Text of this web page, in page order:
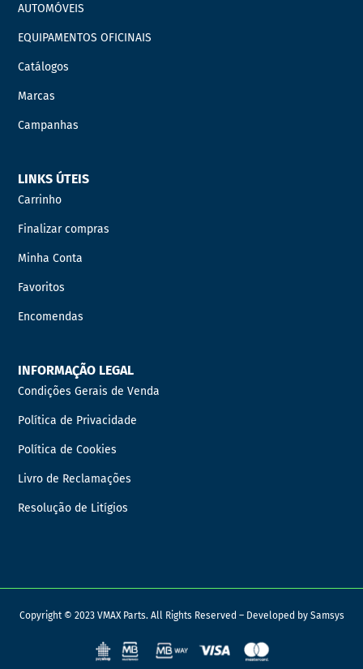
AUTOMÓVEIS
EQUIPAMENTOS OFICINAIS
Catálogos
Marcas
Campanhas
LINKS ÚTEIS
Carrinho
Finalizar compras
Minha Conta
Favoritos
Encomendas
INFORMAÇÃO LEGAL
Condições Gerais de Venda
Política de Privacidade
Política de Cookies
Livro de Reclamações
Resolução de Litígios
Copyright © 2023 VMAX Parts. All Rights Reserved – Developed by Samsys